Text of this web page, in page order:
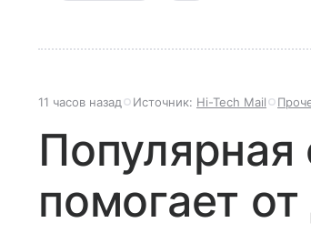
11 часов назад Источник: Hi-Tech Mail
Популярная
помогает